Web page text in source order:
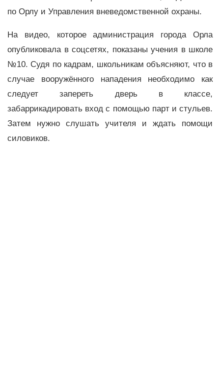
по Орлу и Управления вневедомственной охраны.
На видео, которое администрация города Орла
опубликовала в соцсетях, показаны учения в школе
№10. Судя по кадрам, школьникам объясняют, что в
случае вооружённого нападения необходимо как
следует запереть дверь в классе,
забаррикадировать вход с помощью парт и стульев.
Затем нужно слушать учителя и ждать помощи
силовиков.